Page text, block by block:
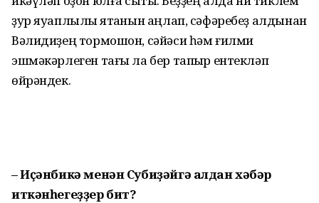
ҙур яуаплылыҡ ятҡанын аңлап, сәфә­ребеҙ алдынан
Вәли­диҙең тормошон, сәйәси һәм ғилми
эшмәкәрлеген тағы ла бер тапҡыр ентекләп
өйрәндек.
– Иҫәнбикә менән Субиҙәйгә алдан хәбәр
иткәнһегеҙҙер бит?